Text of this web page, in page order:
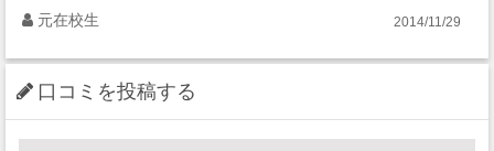
元在校生 2014/11/29
口コミを投稿する